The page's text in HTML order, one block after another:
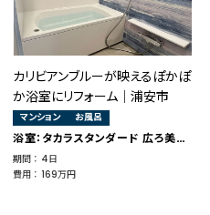
カリビアンブルーが映えるぽかぽ
か浴室にリフォーム│浦安市
マンション お風呂
浴室：タカラスタンダード 広ろ美ろ浴室
期間 ： 4日
費用 ： 169万円